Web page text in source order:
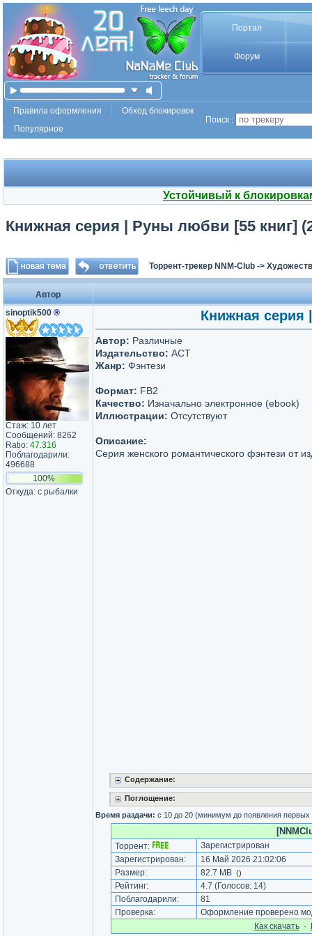
Портал
Форум
Правила оформления
Обход блокировок
Популярное
Поиск :
Устойчивый к
Книжная серия | Руны любви [55 книг]
Торрент-трекер NNM-Club ->
Автор
sinoptik500 ®
Стаж: 10 лет
Сообщений: 8262
Ratio: 47.316
Поблагодарили:
496688
100%
Откуда: с рыбалки
Книжная серия
Автор: Различные
Издательство: АСТ
Жанр: Фэнтези
Формат: FB2
Качество: Изначально электронное (ebook)
Иллюстрации: Отсутствуют
Описание:
Серия женского романтического фэнтези от
Содержание:
Поглощение:
Время раздачи: с 10 до 20 (минимум до появления
Торрент:
Зарегистрирован
Зарегистрирован:
16 Май 2026 21:02:06
Размер:
82.7 MB ()
Рейтинг: 4.7 (Голосов: 14)
Поблагодарили:
81
Проверка:
Оформление проверено
Как cкачать·